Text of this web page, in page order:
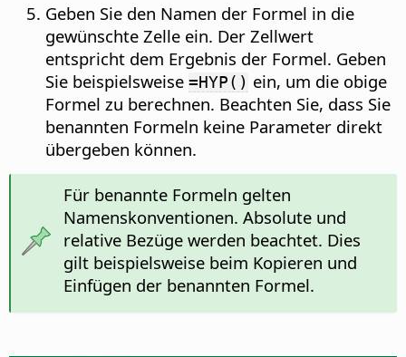
Geben Sie den Namen der Formel in die
gewünschte Zelle ein. Der Zellwert
entspricht dem Ergebnis der Formel. Geben
Sie beispielsweise =HYP() ein, um die obige
Formel zu berechnen. Beachten Sie, dass Sie
benannten Formeln keine Parameter direkt
übergeben können.
Für benannte Formeln gelten
Namenskonventionen. Absolute und
relative Bezüge werden beachtet. Dies
gilt beispielsweise beim Kopieren und
Einfügen der benannten Formel.